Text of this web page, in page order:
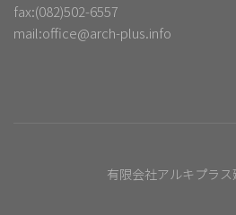
fax:(082)502-6557
mail:office@arch-plus.info
有限会社アルキプラ